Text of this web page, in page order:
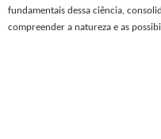
fundamentais dessa ciência,
compreender a natureza e as